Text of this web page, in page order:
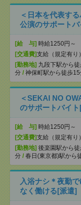
＜日本を代表す
公演のサポート
[給 与] 時給1250円～
[交通費]支給（規定有り）
[勤務地] 九段下駅から
分 / 神保町駅から徒歩
＜SEKAI NO
のサポートバイ
[給 与] 時給1250円～
[交通費]支給（規定有り）
[勤務地] 後楽園駅から
分 / 春日(東京都)駅から
入浴ナシ＊夜勤
なく働ける[派遣]